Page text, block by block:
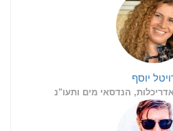
יוסף
הנדסאי מים ותעו"נ